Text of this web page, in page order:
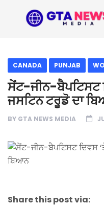
CANADA PUNJAB
ਸੇਂਟ-ਜੀਨ-ਬੈਪਟਿਸਟ
ਜਸਟਿਨ ਟਰੂਡੋ ਦਾ
BY GTA NEWS MEDIA
Share this post via: